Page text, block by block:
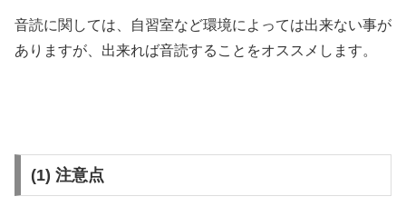
音読に関しては、自習室など環境によっては出来ない事が
ありますが、出来れば音読することをオススメします。
(1) 注意点